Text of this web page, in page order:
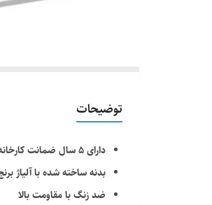
توضیحات
دارای ۵ سال ضمانت کارخانه هودین
بدنه ساخته شده با آلیاژ
ضد زنگ با مقاومت بالا